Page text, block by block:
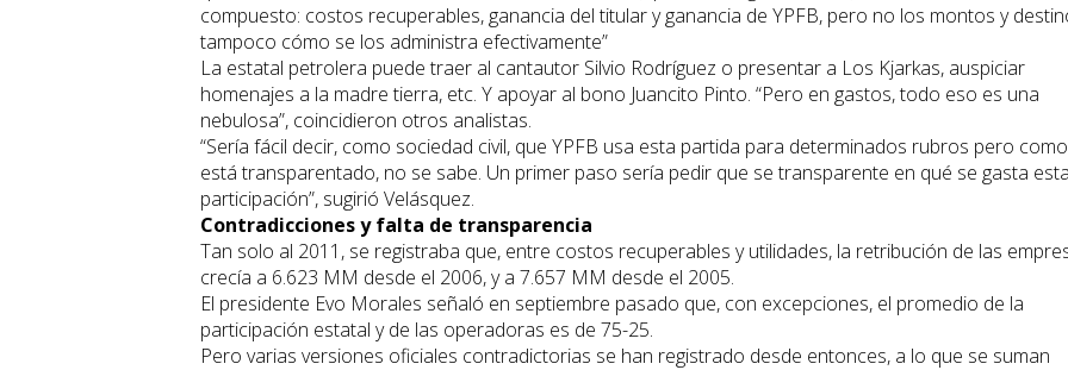
compuesto: costos recuperables, ganancia del titular y ganancia de YPFB, pero no los montos y
tampoco cómo se los administra efectivamente”
La estatal petrolera puede traer al cantautor Silvio Rodríguez o presentar a Los Kjarkas, auspiciar
homenajes a la madre tierra, etc. Y apoyar al bono Juancito Pinto. “Pero en gastos, todo eso es una
nebulosa”, coincidieron otros analistas.
“Sería fácil decir, como sociedad civil, que YPFB usa esta partida para determinados rubros pero
está transparentado, no se sabe. Un primer paso sería pedir que se transparente en qué se gasta esta
participación”, sugirió Velásquez.
Contradicciones y falta de transparencia
Tan solo al 2011, se registraba que, entre costos recuperables y utilidades, la retribución de las
crecía a 6.623 MM desde el 2006, y a 7.657 MM desde el 2005.
El presidente Evo Morales señaló en septiembre pasado que, con excepciones, el promedio de la
participación estatal y de las operadoras es de 75-25.
Pero varias versiones oficiales contradictorias se han registrado desde entonces, a lo que se suman